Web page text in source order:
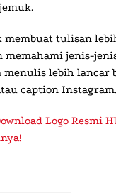
membuat tulisan
memahami jenis-
menulis lebih lancar
caption Instagram.
Logo Resmi